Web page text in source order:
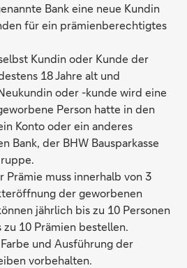
Topfset Tom
Bank eine neue Kundin
für ein prämienberechtigtes
Kundin oder Kunde der
18 Jahre alt und
oder -kunde wird eine
Person hatte in den
Konto oder ein anderes
Bank, der BHW Bausparkasse
Prämie muss innerhalb von 3
der geworbenen
jährlich bis zu 10 Personen
10 Prämien bestellen.
und Ausführung der
vorbehalten.